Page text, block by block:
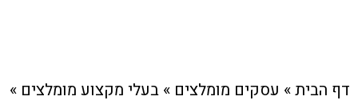
דף הבית» עסקים מומלצים » בעלי מקצוע מומלצים »